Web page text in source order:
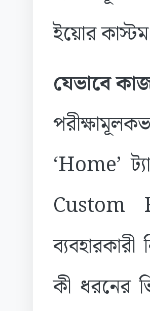
ইয়োর
যেভাবে
‘Home’
Custom
কী ধরনের